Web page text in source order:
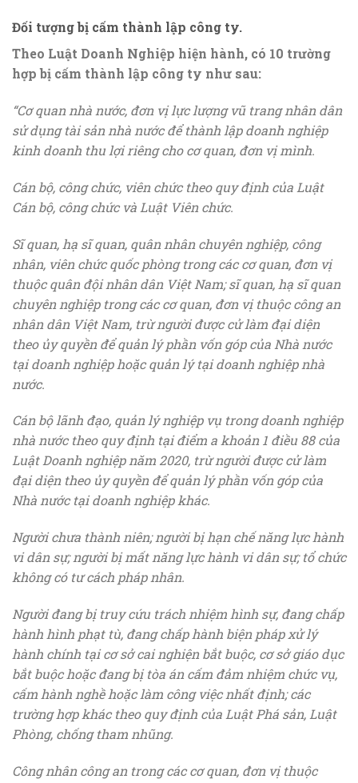
Đối tượng bị cấm thành lập công ty.
Theo Luật Doanh Nghiệp hiện hành, có 10 trường
hợp bị cấm thành lập công ty như sau:
“Cơ quan nhà nước, đơn vị lực lượng vũ trang nhân dân
sử dụng tài sản nhà nước để thành lập doanh nghiệp
kinh doanh thu lợi riêng cho cơ quan, đơn vị mình.
Cán bộ, công chức, viên chức theo quy định của Luật
Cán bộ, công chức và Luật Viên chức.
Sĩ quan, hạ sĩ quan, quân nhân chuyên nghiệp, công
nhân, viên chức quốc phòng trong các cơ quan, đơn vị
thuộc quân đội nhân dân Việt Nam; sĩ quan, hạ sĩ quan
chuyên nghiệp trong các cơ quan, đơn vị thuộc công an
nhân dân Việt Nam, trừ người được cử làm đại diện
theo ủy quyền để quản lý phần vốn góp của Nhà nước
tại doanh nghiệp hoặc quản lý tại doanh nghiệp nhà
nước.
Cán bộ lãnh đạo, quản lý nghiệp vụ trong doanh nghiệp
nhà nước theo quy định tại điểm a khoản 1 điều 88 của
Luật Doanh nghiệp năm 2020, trừ người được cử làm
đại diện theo ủy quyền để quản lý phần vốn góp của
Nhà nước tại doanh nghiệp khác.
Người chưa thành niên; người bị hạn chế năng lực hành
vi dân sự; người bị mất năng lực hành vi dân sự; tổ chức
không có tư cách pháp nhân.
Người đang bị truy cứu trách nhiệm hình sự, đang chấp
hành hình phạt tù, đang chấp hành biện pháp xử lý
hành chính tại cơ sở cai nghiện bắt buộc, cơ sở giáo dục
bắt buộc hoặc đang bị tòa án cấm đảm nhiệm chức vụ,
cấm hành nghề hoặc làm công việc nhất định; các
trường hợp khác theo quy định của Luật Phá sản, Luật
Phòng, chống tham nhũng.
Công nhân công an trong các cơ quan, đơn vị thuộc